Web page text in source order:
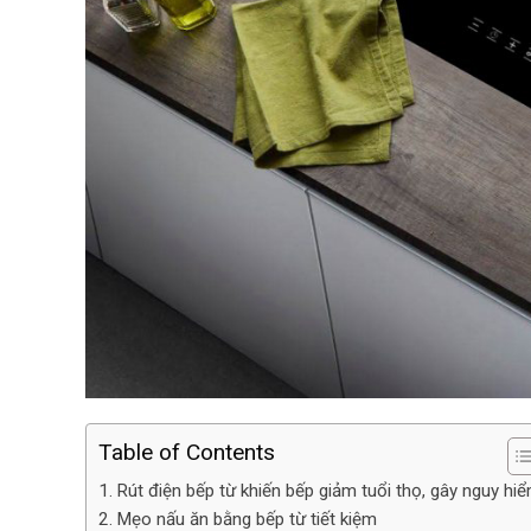
Table of Contents
Rút điện bếp từ khiến bếp giảm tuổi thọ, gây nguy
Mẹo nấu ăn bằng bếp từ tiết kiệm